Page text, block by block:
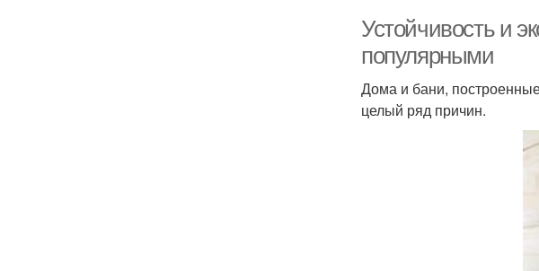
Устойчивость и
популярными
Дома и бани,
целый ряд причин.